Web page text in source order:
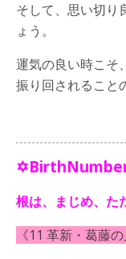
そして、思い切り
ょう。
運気の良い時こそ
振り回されること
根は、まじめ、た
《11 革新・葛藤の